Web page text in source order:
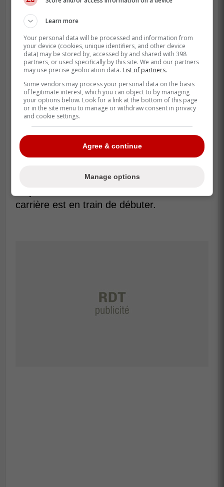
Et, à votre avis, est-ce que ce retour à
Laval marque la fin pour le jeune défenseur
Logan Mailloux?
Mailloux, 21 ans, joue au poste de
défenseur droitier avec une taille de 6
pieds 3 pouces et 220 livres.
Au repêchage de 2021 de la LNH (premier
tour), il est le 31e choix au total du CH et a
précédente avec le Rocket de Laval.
rencontre avec le Canadien de Montréal.
carrière est en train de débuter.
Learn more
Your personal data will be processed and information from
your device (cookies, unique identifiers, and other device
data) may be stored by, accessed by and shared with 398
partners, or used specifically by this site. We and our partners
may use precise geolocation data. List of partners.
Some vendors may process your personal data on the basis
of legitimate interest, which you can object to by managing
your options below. Look for a link at the bottom of this page
or in the site menu to manage or withdraw consent in privacy
and cookie settings.
Agree & continue
Manage options